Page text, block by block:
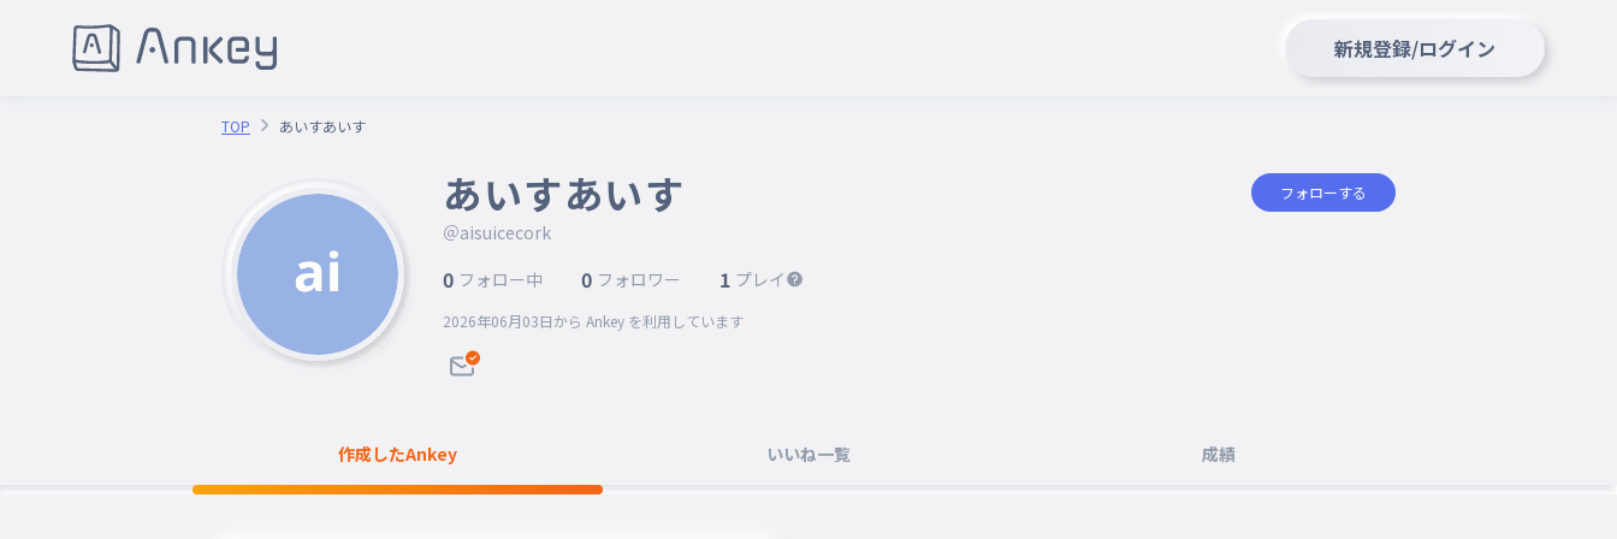
新規登録/ログイン
TOP あいすあいす
あいすあいす
＠aisuicecork
フォローする
0 フォロー中 0 フォロワー 1 プレイ
2026年06月03日から Ankey を利用しています
作成したAnkey いいね一覧 成績